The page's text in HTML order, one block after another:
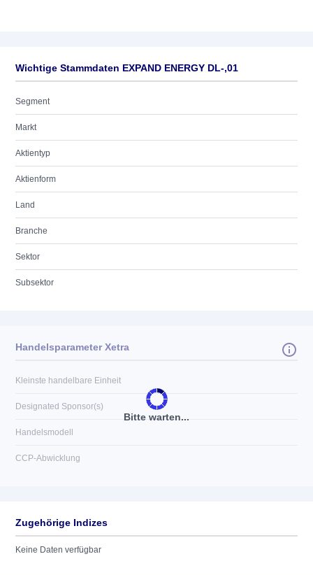
Wichtige Stammdaten EXPAND ENERGY DL-,01
Segment
Markt
Aktientyp
Aktienform
Land
Branche
Sektor
Subsektor
Bitte warten...
Handelsparameter Xetra
Kleinste handelbare Einheit
Designated Sponsor(s)
Handelsmodell
CCP-Abwicklung
Zugehörige Indizes
Keine Daten verfügbar